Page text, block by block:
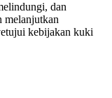
dan
melanjutkan
kebijakan kuki